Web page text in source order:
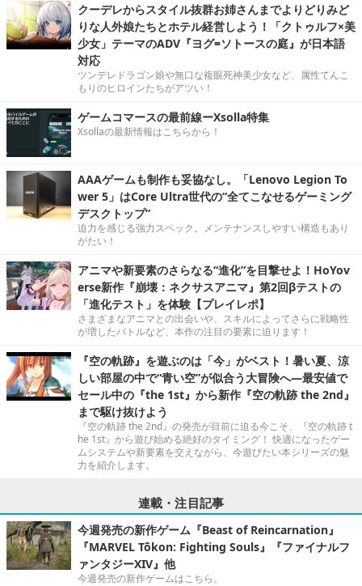
クーデレからスタイル抜群お姉さんまでよりどりみど
りな人外娘たちとホテル経営しよう！「クトゥルフ×美
少女」テーマのADV『ヨグ=ソトースの庭』が日本語
対応
ツンデレドラゴン娘や無口な複眼死神美少女など、属性てんこ
もりのヒロインたちがアツい！
ゲームコマースの最前線ーXsolla特集
Xsollaの最新情報はこちらから！
AAAゲームも制作も妥協なし。「Lenovo Legion To
wer 5」はCore Ultra世代の“全てこなせるゲーミング
デスクトップ”
迫力を感じる強力スペック。メンテナンスしやすい構造もあり
がたい！
アニマや新要素のさらなる“進化”を目撃せよ！HoYov
erse新作『崩壊：ネクサスアニマ』第2回βテストの
「進化テスト」を体験【プレイレポ】
さまざまなアニマとの出会いや、スキルによってさらに戦略性
が増したバトルなど、本作の注目の要素に迫ります！
『空の軌跡』を遊ぶのは「今」がベスト！暑い夏、涼
しい部屋の中で“青い空”が似合う大冒険へ―最安値で
セール中の『the 1st』から新作『空の軌跡 the 2nd』
まで駆け抜けよう
『空の軌跡 the 2nd』の発売が目前に迫る今こそ、『空の軌跡 t
he 1st』から遊び始める絶好のタイミング！ 快適になったゲー
ムシステムや新要素を交えながら、今遊びたい本シリーズの魅
力を紹介します。
連載・注目記事
今週発売の新作ゲーム『Beast of Reincarnation』
『MARVEL Tōkon: Fighting Souls』『ファイナルフ
ァンタジーXIV』他
今週発売の新作ゲームはこちら。